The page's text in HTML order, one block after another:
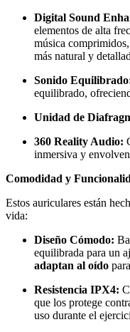
Digital Sound
elementos de alta
música
más natural y
Sonido
equilibrado,
Unidad de
360 Reality Audio:
inmersiva y
Comodidad y
Estos auriculares están
vida:
Diseño Cómodo:
equilibrada para un
adaptan al oído
Resistencia IPX4:
que los protege
uso durante el